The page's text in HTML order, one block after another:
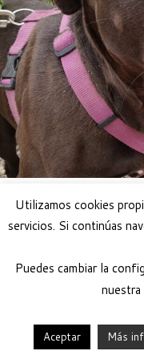
© 2026 Help Guau ·
Utilizamos cookies
servicios. Si continúas
Puedes cambiar la
Aceptar Más